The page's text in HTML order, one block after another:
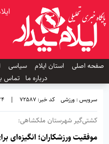
صفحه اصلی
استان ایلام سیاسی
درباره ما تماس
سرویس : ورزشی کد خبر: 72587 |
30
کشتی‌گیر شهرستان ملکشاهی:
موفقیت ورزشکاران؛ انگیزه‌ای